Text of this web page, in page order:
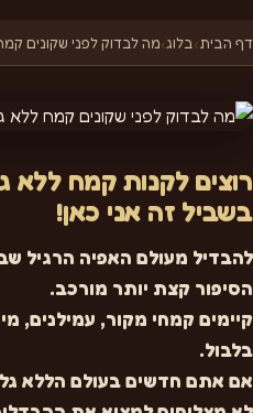
דף הבית›בלוג›מה לבדוק לפני שקונים
רוצים לקנות קמח ללא
בשביל זה אני כאן!
להבדיל מעולם האפיה הרגיל
הסיפור קצת יותר מורכב.
קיימים קמחי מקור, עמילנים,
בלבול.
אם אתם חדשים בעולם הללא